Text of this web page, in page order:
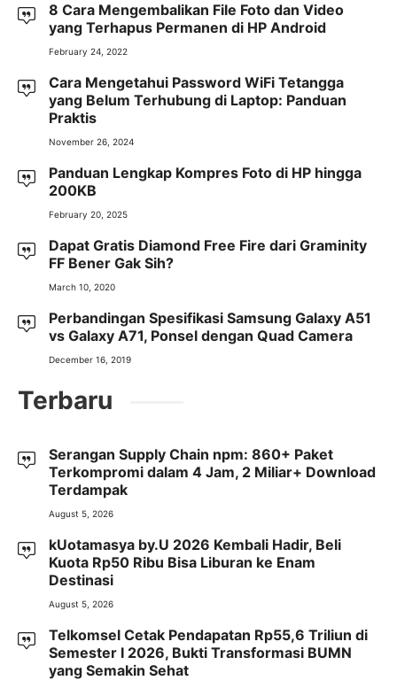
8 Cara Mengembalikan File Foto dan Video
yang Terhapus Permanen di HP Android
February 24, 2022
Cara Mengetahui Password WiFi Tetangga
yang Belum Terhubung di Laptop: Panduan
Praktis
November 26, 2024
Panduan Lengkap Kompres Foto di HP hingga
200KB
February 20, 2025
Dapat Gratis Diamond Free Fire dari Graminity
FF Bener Gak Sih?
March 10, 2020
Perbandingan Spesifikasi Samsung Galaxy A51
vs Galaxy A71, Ponsel dengan Quad Camera
December 16, 2019
Terbaru
Serangan Supply Chain npm: 860+ Paket
Terkompromi dalam 4 Jam, 2 Miliar+ Download
Terdampak
August 5, 2026
kUotamasya by.U 2026 Kembali Hadir, Beli
Kuota Rp50 Ribu Bisa Liburan ke Enam
Destinasi
August 5, 2026
Telkomsel Cetak Pendapatan Rp55,6 Triliun di
Semester I 2026, Bukti Transformasi BUMN
yang Semakin Sehat